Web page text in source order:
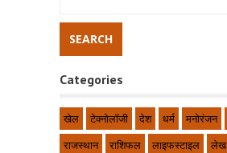
Categories
खेल टेक्नोलॉजी देश धर्म मनोरंजन
राजस्थान
राशिफल लाइफस्टाइल लेख